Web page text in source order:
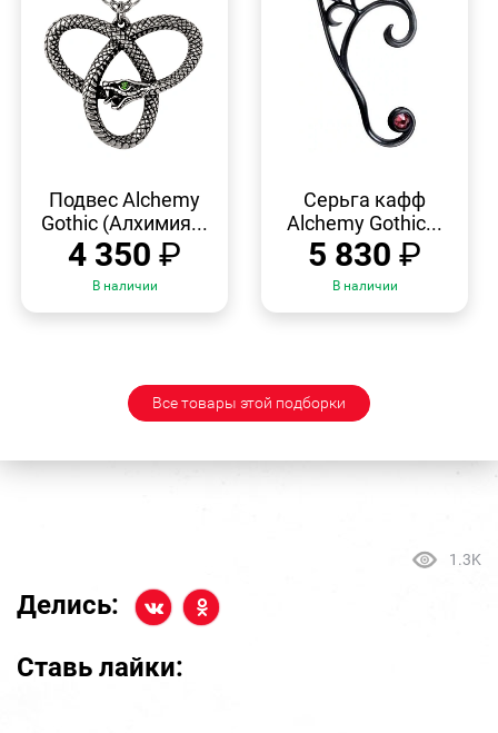
ПРОСМОТР
Подвес Alchemy
Gothic (Алхимия...
4 350 ₽
В наличии
ПРОСМОТР
Серьга кафф
Alchemy Gothic...
5 830 ₽
В наличии
Все товары этой подборки
1.3K
Делись:
Ставь лайки: